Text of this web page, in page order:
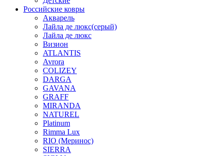
Российские ковры
Акварель
Лайла де люкс(серый)
Лайла де люкс
Визион
ATLANTIS
Avrora
COLIZEY
DARGA
GAVANA
GRAFF
MIRANDA
NATUREL
Platinum
Rimma Lux
RIO (Меринос)
SIERRA